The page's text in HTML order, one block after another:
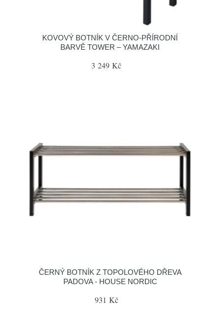
KOVOVÝ BOTNÍK V ČERNO-PŘÍRODNÍ
BARVĚ TOWER – YAMAZAKI
3 249 Kč
ČERNÝ BOTNÍK Z TOPOLOVÉHO DŘEVA
PADOVA - HOUSE NORDIC
931 Kč